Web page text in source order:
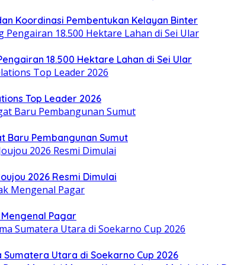
Koordinasi Pembentukan Kelayan Binter
18.500 Hektare Lahan di Sei Ular
Top Leader 2026
Baru Pembangunan Sumut
2026 Resmi Dimulai
Pagar
Utara di Soekarno Cup 2026